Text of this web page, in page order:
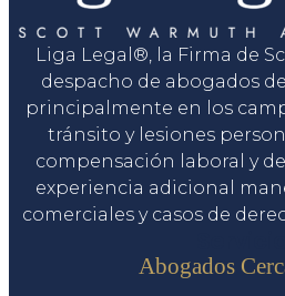
Liga Legal®, la Firma de
despacho de abogados
principalmente en los
tránsito y lesiones
compensación laboral y
experiencia adicional
comerciales y casos de
Abogados